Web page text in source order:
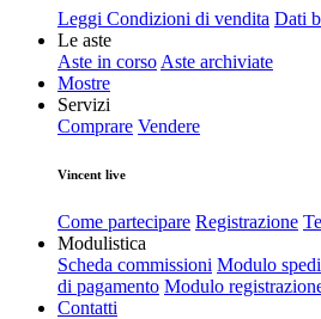
Leggi Condizioni di vendita Dati
Le aste
Aste in corso Aste archiviate
Mostre
Servizi
Comprare Vendere
Vincent live
Come partecipare Registrazione
Modulistica
Scheda commissioni Modulo
di pagamento Modulo
Contatti